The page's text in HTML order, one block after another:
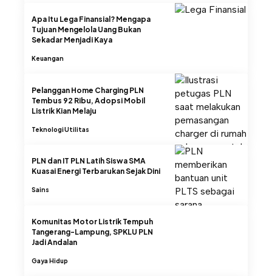
Apa Itu Lega Finansial? Mengapa
Tujuan Mengelola Uang Bukan
Sekadar Menjadi Kaya
Keuangan
Pelanggan Home Charging PLN
Tembus 92 Ribu, Adopsi Mobil
Listrik Kian Melaju
TeknologiUtilitas
PLN dan IT PLN Latih Siswa SMA
Kuasai Energi Terbarukan Sejak Dini
Sains
Komunitas Motor Listrik Tempuh
Tangerang-Lampung, SPKLU PLN
Jadi Andalan
Gaya Hidup